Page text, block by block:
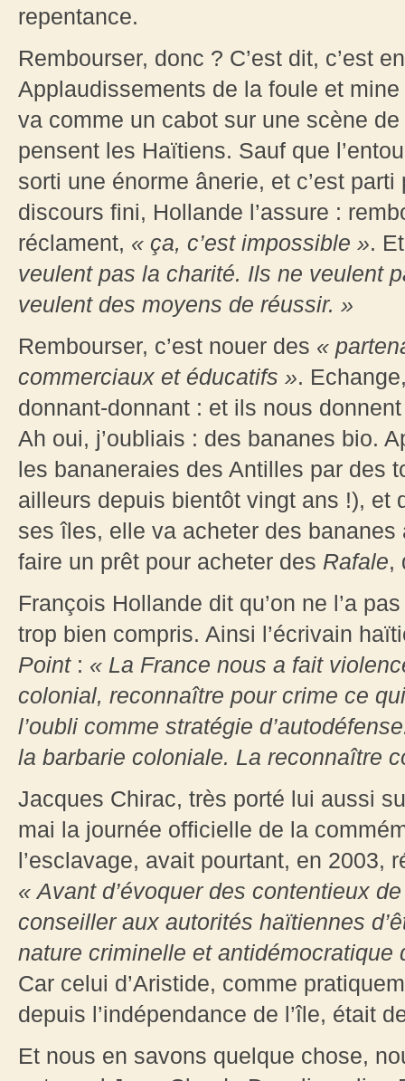
repentance.
Rembourser, donc ? C’est dit, c’est
Applaudissements de la foule et
va comme un cabot sur une scène
pensent les Haïtiens. Sauf que
sorti une énorme ânerie, et c’est
discours fini, Hollande l’assure :
réclament, « ça, c’est impossible ».
veulent pas la charité. Ils ne veulent
veulent des moyens de réussir. »
Rembourser, c’est nouer des «
commerciaux et éducatifs ».
donnant-donnant : et ils nous
Ah oui, j’oubliais : des bananes bio.
les bananeraies des Antilles par des
ailleurs depuis bientôt vingt ans !), et
ses îles, elle va acheter des
faire un prêt pour acheter des Rafale,
François Hollande dit qu’on ne l’a
trop bien compris. Ainsi l’écrivain
Point: « La France nous a fait
colonial, reconnaître pour crime ce
l’oubli comme stratégie
la barbarie coloniale. La reconnaître
Jacques Chirac, très porté lui aussi
mai la journée officielle de la
l’esclavage, avait pourtant, en 2003,
« Avant d’évoquer des contentieux
conseiller aux autorités haïtiennes
nature criminelle et
Car celui d’Aristide, comme
depuis l’indépendance de l’île, était
Et nous en savons quelque chose,